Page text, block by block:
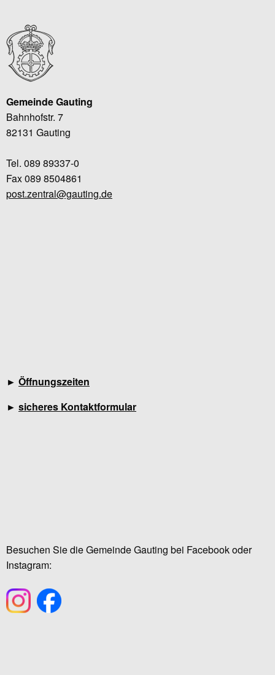
Gemeinde Gauting
Bahnhofstr. 7
82131 Gauting
Tel. 089 89337-0
Fax 089 8504861
post.zentral@gauting.de
► Öffnungszeiten
► sicheres Kontaktformular
Besuchen Sie die Gemeinde Gauting bei Facebook oder
Instagram: